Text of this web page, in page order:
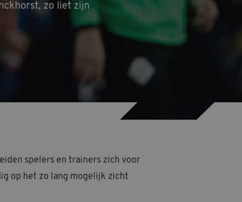
zo liet zijn
spelers en trainers zich voor
op het zo lang mogelijk zicht